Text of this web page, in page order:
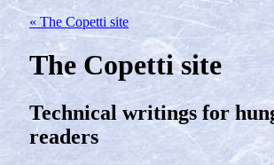
« The Copetti site
The Copetti site
Technical writings for
readers